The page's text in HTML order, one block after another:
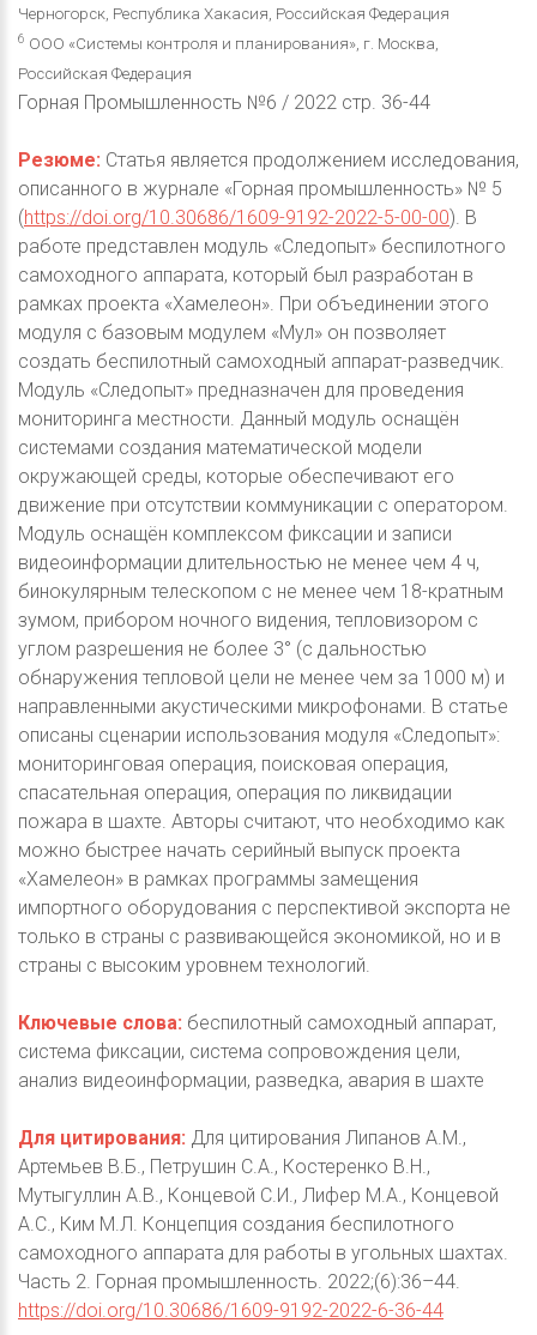
Черногорск, Республика Хакасия, Российская Федерация
6 ООО «Системы контроля и планирования», г. Москва,
Российская Федерация
Горная Промышленность №6 / 2022 стр. 36-44
Резюме: Статья является продолжением исследования,
описанного в журнале «Горная промышленность» № 5
(https://doi.org/10.30686/1609-9192-2022-5-00-00). В
работе представлен модуль «Следопыт» беспилотного
самоходного аппарата, который был разработан в
рамках проекта «Хамелеон». При объединении этого
модуля с базовым модулем «Мул» он позволяет
создать беспилотный самоходный аппарат-разведчик.
Модуль «Следопыт» предназначен для проведения
мониторинга местности. Данный модуль оснащён
системами создания математической модели
окружающей среды, которые обеспечивают его
движение при отсутствии коммуникации с оператором.
Модуль оснащён комплексом фиксации и записи
видеоинформации длительностью не менее чем 4 ч,
бинокулярным телескопом с не менее чем 18-кратным
зумом, прибором ночного видения, тепловизором с
углом разрешения не более 3° (с дальностью
обнаружения тепловой цели не менее чем за 1000 м) и
направленными акустическими микрофонами. В статье
описаны сценарии использования модуля «Следопыт»:
мониторинговая операция, поисковая операция,
спасательная операция, операция по ликвидации
пожара в шахте. Авторы считают, что необходимо как
можно быстрее начать серийный выпуск проекта
«Хамелеон» в рамках программы замещения
импортного оборудования с перспективой экспорта не
только в страны с развивающейся экономикой, но и в
страны с высоким уровнем технологий.
Ключевые слова: беспилотный самоходный аппарат,
система фиксации, система сопровождения цели,
анализ видеоинформации, разведка, авария в шахте
Для цитирования: Для цитирования Липанов А.М.,
Артемьев В.Б., Петрушин С.А., Костеренко В.Н.,
Мутыгуллин А.В., Концевой С.И., Лифер М.А., Концевой
А.С., Ким М.Л. Концепция создания беспилотного
самоходного аппарата для работы в угольных шахтах.
Часть 2. Горная промышленность. 2022;(6):36–44.
https://doi.org/10.30686/1609-9192-2022-6-36-44